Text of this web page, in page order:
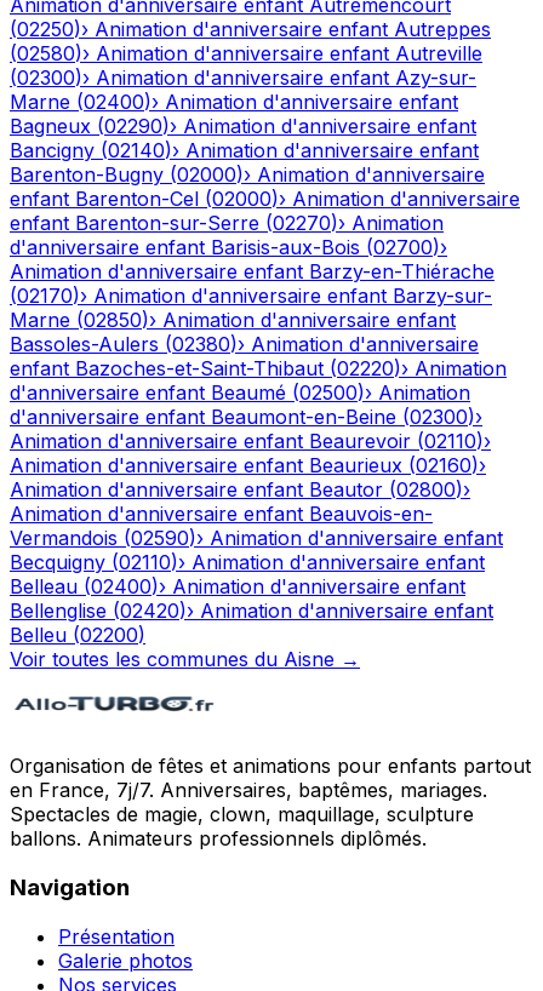
Animation d'anniversaire enfant Autremencourt
(02250)› Animation d'anniversaire enfant Autreppes
(02580)› Animation d'anniversaire enfant Autreville
(02300)› Animation d'anniversaire enfant Azy-sur-
Marne (02400)› Animation d'anniversaire enfant
Bagneux (02290)› Animation d'anniversaire enfant
Bancigny (02140)› Animation d'anniversaire enfant
Barenton-Bugny (02000)› Animation d'anniversaire
enfant Barenton-Cel (02000)› Animation d'anniversaire
enfant Barenton-sur-Serre (02270)› Animation
d'anniversaire enfant Barisis-aux-Bois (02700)›
Animation d'anniversaire enfant Barzy-en-Thiérache
(02170)› Animation d'anniversaire enfant Barzy-sur-
Marne (02850)› Animation d'anniversaire enfant
Bassoles-Aulers (02380)› Animation d'anniversaire
enfant Bazoches-et-Saint-Thibaut (02220)› Animation
d'anniversaire enfant Beaumé (02500)› Animation
d'anniversaire enfant Beaumont-en-Beine (02300)›
Animation d'anniversaire enfant Beaurevoir (02110)›
Animation d'anniversaire enfant Beaurieux (02160)›
Animation d'anniversaire enfant Beautor (02800)›
Animation d'anniversaire enfant Beauvois-en-
Vermandois (02590)› Animation d'anniversaire enfant
Becquigny (02110)› Animation d'anniversaire enfant
Belleau (02400)› Animation d'anniversaire enfant
Bellenglise (02420)› Animation d'anniversaire enfant
Belleu (02200)
Voir toutes les communes du Aisne →
Organisation de fêtes et animations pour enfants partout
en France, 7j/7. Anniversaires, baptêmes, mariages.
Spectacles de magie, clown, maquillage, sculpture
ballons. Animateurs professionnels diplômés.
Navigation
Présentation
Galerie photos
Nos services